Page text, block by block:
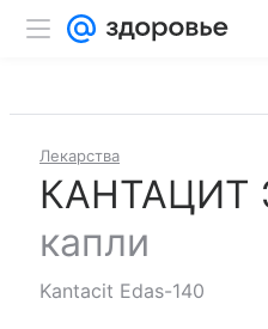
Лекарства
КАНТАЦИТ
капли
Kantacit Edas-140